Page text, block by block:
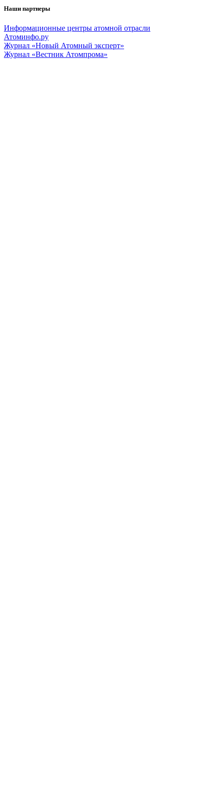
Наши партнеры
Информационные центры атомной отрасли
Атоминфо.ру
Журнал «Новый Атомный эксперт»
Журнал «Вестник Атомпрома»